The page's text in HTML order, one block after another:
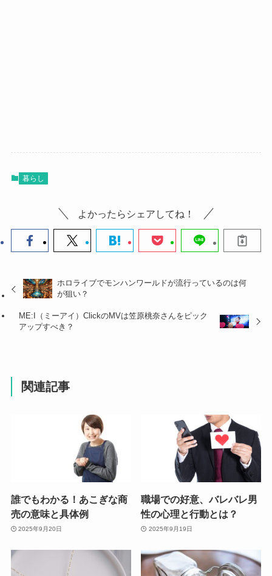
暮らし
よかったらシェアしてね！
ホロライブでモンハンワールドが流行っているのは何
が狙い？
ME:I（ミーアイ）ClickのMVは笠原桃奈さんをピック
アップすべき？
関連記事
誰でもわかる！あこぎな商
売の意味と具体例
2025年9月20日
職場での好意、バレバレ男
性の心理と行動とは？
2025年9月19日